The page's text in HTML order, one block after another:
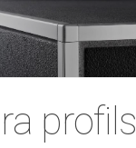
profils